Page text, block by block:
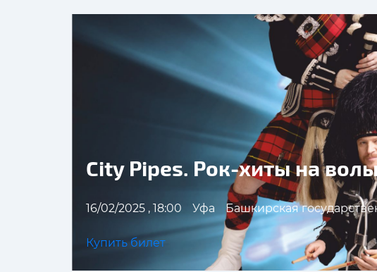
City Pipes. Рок-хиты на
16/02/2025 , 18:00 Уфа Башкирская
Купить билет